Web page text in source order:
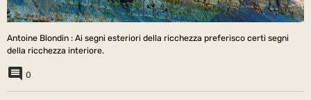
Antoine Blondin : Ai segni esteriori della ricchezza preferisco certi segni
della ricchezza interiore.
0